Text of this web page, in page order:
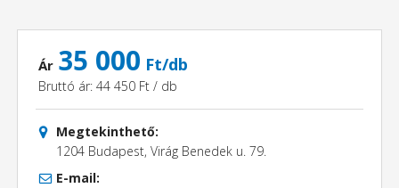
Ár 35 000 Ft/db
Bruttó ár: 44 450 Ft / db
Megtekinthető:
1204 Budapest, Virág Benedek u. 79.
E-mail: